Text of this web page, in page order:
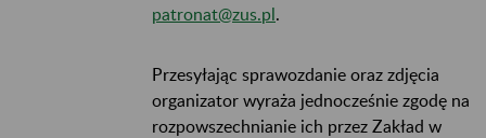
patronat@zus.pl.
Przesyłając sprawozdanie oraz zdjęcia
organizator wyraża jednocześnie zgodę na
rozpowszechnianie ich przez Zakład w